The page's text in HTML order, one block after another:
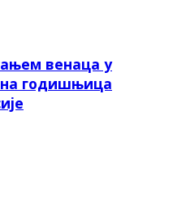
венаца у
годишњица